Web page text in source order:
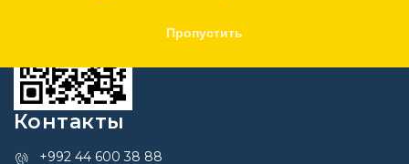
Пропустить
Контакты
+992 44 600 38 88